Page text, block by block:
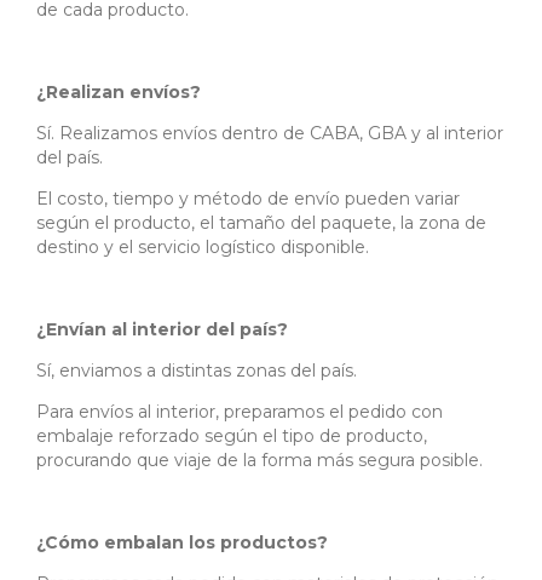
de cada producto.
¿Realizan envíos?
Sí. Realizamos envíos dentro de CABA, GBA y al interior
del país.
El costo, tiempo y método de envío pueden variar
según el producto, el tamaño del paquete, la zona de
destino y el servicio logístico disponible.
¿Envían al interior del país?
Sí, enviamos a distintas zonas del país.
Para envíos al interior, preparamos el pedido con
embalaje reforzado según el tipo de producto,
procurando que viaje de la forma más segura posible.
¿Cómo embalan los productos?